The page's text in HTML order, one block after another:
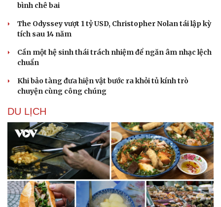
bình chê bai
The Odyssey vượt 1 tỷ USD, Christopher Nolan tái lập kỳ
tích sau 14 năm
Cần một hệ sinh thái trách nhiệm để ngăn âm nhạc lệch
chuẩn
Khi bảo tàng đưa hiện vật bước ra khỏi tủ kính trò
chuyện cùng công chúng
DU LỊCH